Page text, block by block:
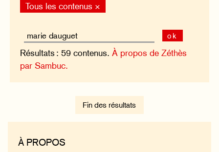
Tous les contenus ×
ok
Résultats : 59 contenus.À propos de Zéthès
par Sambuc.
Fin des résultats
À PROPOS